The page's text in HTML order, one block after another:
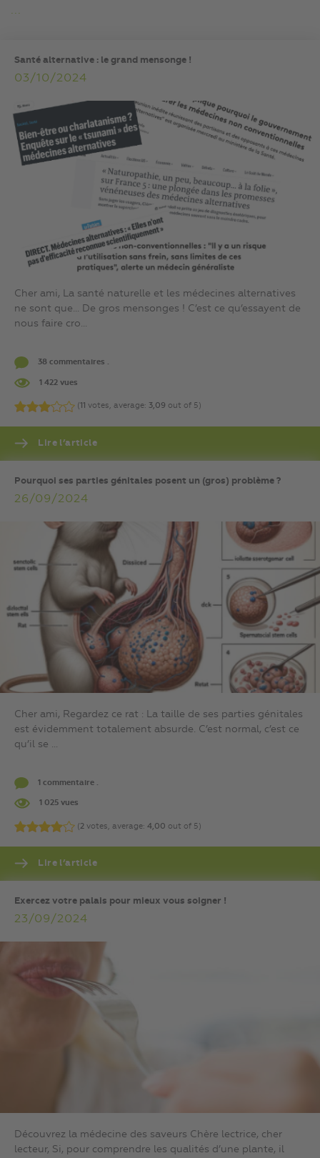
...
Santé alternative : le grand mensonge !
03/10/2024
Cher ami, La santé naturelle et les médecines alternatives
ne sont que… De gros mensonges ! C’est ce qu’essayent de
nous faire cro...
38 commentaires .
1 422 vues
(11 votes, average: 3,09 out of 5)
Lire l’article
Pourquoi ses parties génitales posent un (gros) problème ?
26/09/2024
Cher ami, Regardez ce rat : La taille de ses parties génitales
est évidemment totalement absurde. C’est normal, c’est ce
qu’il se ...
1 commentaire .
1 025 vues
(2 votes, average: 4,00 out of 5)
Lire l’article
Exercez votre palais pour mieux vous soigner !
23/09/2024
Découvrez la médecine des saveurs Chère lectrice, cher
lecteur, Si, pour comprendre les qualités d’une plante, il